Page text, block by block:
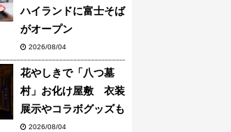
ハイランドに富士そば
がオープン
2026/08/04
花やしきで「八つ墓
村」お化け屋敷 衣装
展示やコラボグッズも
2026/08/04